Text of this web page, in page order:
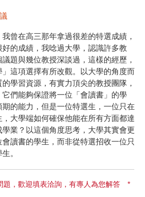
曾在高三那年拿過很差的特選成績，
的成績，我唸過大學，認識許多教
題與幾位教授深談過，這樣的經歷，
這項選擇有所改觀。以大學的角度而
學習資源，有實力頂尖的教授團隊，
們能夠保證將一位「會讀書」的學
的能力，但是一位特選生，一位只在
大學端如何確保他能在所有方面都達
業？以這個角度思考，大學其實會更
讀書的學生，而非從特選招收一位只
。
題，歡迎填表洽詢，有專人為您解答 *